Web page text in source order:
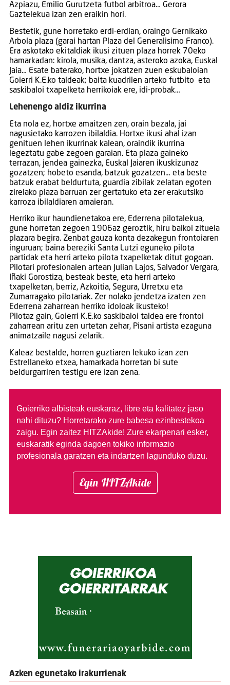
Azpiazu, Emilio Gurutzeta futbol arbitroa… Gerora
Gaztelekua izan zen eraikin hori.
Bestetik, gune horretako erdi-erdian, oraingo Gernikako
Arbola plaza (garai hartan Plaza del Generalisimo Franco).
Era askotako ekitaldiak ikusi zituen plaza horrek 70eko
hamarkadan: kirola, musika, dantza, asteroko azoka, Euskal
Jaia… Esate baterako, hortxe jokatzen zuen eskubaloian
Goierri K.E.ko taldeak; baita kuadrilen arteko futbito eta
saskibaloi txapelketa herrikoiak ere, idi-probak…
Lehenengo aldiz ikurrina
Eta nola ez, hortxe amaitzen zen, orain bezala, jai
nagusietako karrozen ibilaldia. Hortxe ikusi ahal izan
genituen lehen ikurrinak kalean, oraindik ikurrina
legeztatu gabe zegoen garaian. Eta plaza gaineko
terrazan, jendea gainezka, Euskal Jaiaren ikuskizunaz
gozatzen; hobeto esanda, batzuk gozatzen… eta beste
batzuk erabat beldurtuta, guardia zibilak zelatan egoten
zirelako plaza barruan zer gertatuko eta zer erakutsiko
karroza ibilaldiaren amaieran.
Herriko ikur haundienetakoa ere, Ederrena pilotalekua,
gune horretan zegoen 1906az geroztik, hiru balkoi zituela
plazara begira. Zenbat gauza konta dezakegun frontoiaren
inguruan; baina bereziki Santa Lutzi eguneko pilota
partidak eta herri arteko pilota txapelketak ditut gogoan.
Pilotari profesionalen artean Julian Lajos, Salvador Vergara,
Iñaki Gorostiza, besteak beste, eta herri arteko
txapelketan, berriz, Azkoitia, Segura, Urretxu eta
Zumarragako pilotariak. Zer nolako jendetza izaten zen
Ederrena zaharrean herriko idoloak ikusteko!
Pilotaz gain, Goierri K.E.ko saskibaloi taldea ere frontoi
zaharrean aritu zen urtetan zehar, Pisani artista ezaguna
animatzaile nagusi zelarik.
Kaleaz bestalde, horren guztiaren lekuko izan zen
Estrellaneko etxea, hamarkada horretan bi sute
beldurgarriren testigu ere izan zena.
Goierriko albisteak euskaraz, libre eta kalitatez jaso
nahi dituzu? Horretarako zure babesa ezinbestekoa
zaigu. Egin zaitez HITZAkide! Zure ekarpenari esker,
euskaratik eginda dagoen tokiko informazio
profesionala garatzen eta indartzen lagunduko duzu.
Egin HITZAkide
Azken egunetako irakurrienak